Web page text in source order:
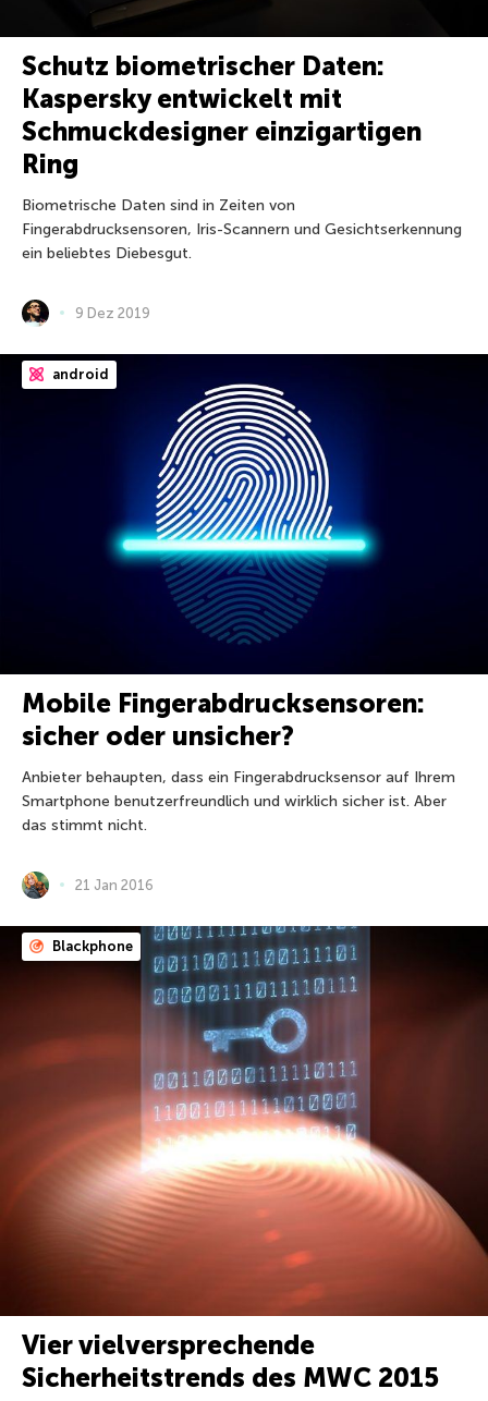
Schutz biometrischer Daten:
Kaspersky entwickelt mit
Schmuckdesigner einzigartigen
Ring
Biometrische Daten sind in Zeiten von
Fingerabdrucksensoren, Iris-Scannern und Gesichtserkennung
ein beliebtes Diebesgut.
9 Dez 2019
android
Mobile Fingerabdrucksensoren:
sicher oder unsicher?
Anbieter behaupten, dass ein Fingerabdrucksensor auf Ihrem
Smartphone benutzerfreundlich und wirklich sicher ist. Aber
das stimmt nicht.
21 Jan 2016
Blackphone
Vier vielversprechende
Sicherheitstrends des MWC 2015